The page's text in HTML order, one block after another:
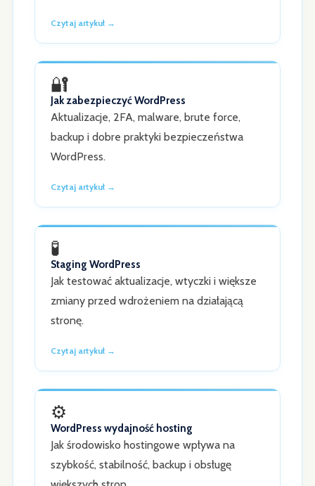
Czytaj artykuł →
🔐
Jak zabezpieczyć WordPress
Aktualizacje, 2FA, malware, brute force,
backup i dobre praktyki bezpieczeństwa
WordPress.
Czytaj artykuł →
🧪
Staging WordPress
Jak testować aktualizacje, wtyczki i większe
zmiany przed wdrożeniem na działającą
stronę.
Czytaj artykuł →
⚙️
WordPress wydajność hosting
Jak środowisko hostingowe wpływa na
szybkość, stabilność, backup i obsługę